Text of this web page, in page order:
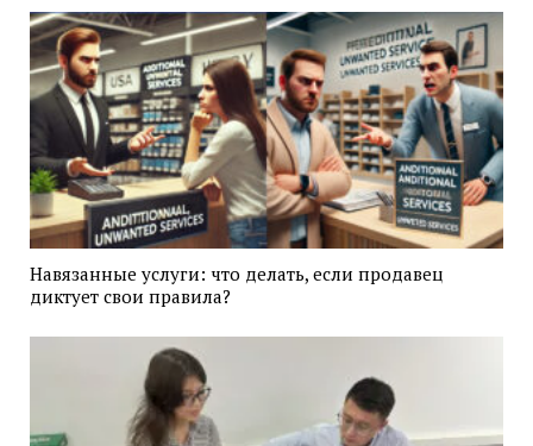
Навязанные услуги: что делать, если продавец
диктует свои правила?